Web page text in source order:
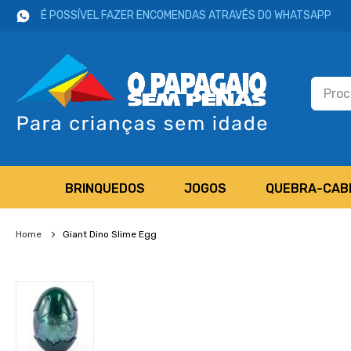
É POSSÍVEL FAZER ENCOMENDAS ATRAVÉS DO WHATSAPP
BRINQUEDOS JOGOS QUEBRA-
Home Giant Dino Slime Egg
final